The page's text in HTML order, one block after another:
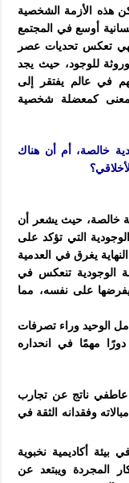
هذه الأزمة الشخصية
أوسع في المجتمع
فهي تعكس تحديات عصر
للوجود، حيث يجد
في عالم يفتقر إلى
المعنى كمعضلة شخصية
خالصة، أم أن هناك
خالصة، حيث يشعر أن
التي تؤكد على
يغرق في العدمية
الوجودية تنعكس في
يفرضها على نفسه، مما
الوحيد وراء تصرفات
دورًا مهمًا في انحداره
عاطفي ناتج عن تجارب
وفقدانه الثقة في
بيئة أكاديمية نخبوية
المجردة ويبتعد عن